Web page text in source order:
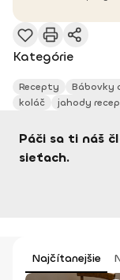
Kategórie
Recepty Bábovky
koláč
jahody
Páči sa ti náš
sieťach.
Najčítanejšie